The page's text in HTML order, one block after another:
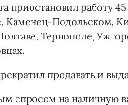
приостановил работу
Каменец-Подольском,
Тернополе,
продавать и
спросом на наличную